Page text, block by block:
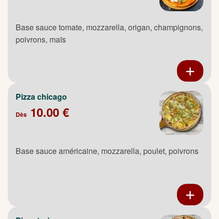
Base sauce tomate, mozzarella, origan, champignons,
poivrons, maïs
Pizza chicago
Dès 10.00 €
Base sauce américaine, mozzarella, poulet, poivrons